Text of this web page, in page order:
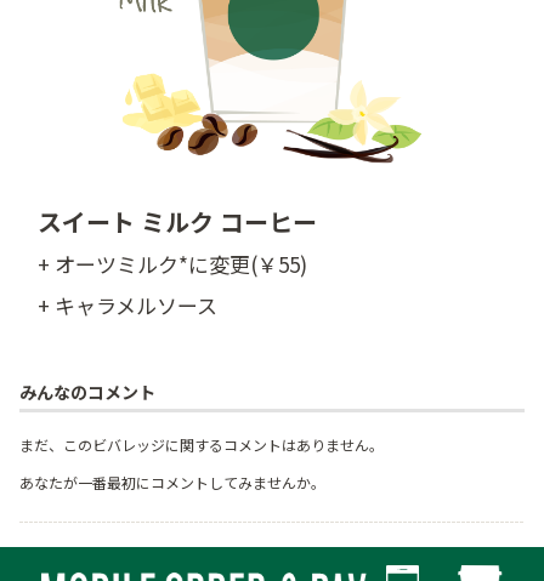
スイート ミルク コーヒー
+ オーツミルク*に変更(￥55)
+ キャラメルソース
みんなのコメント
まだ、このビバレッジに関するコメントはありません。
あなたが一番最初にコメントしてみませんか。